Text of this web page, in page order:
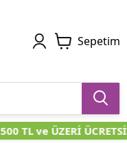
Sepetim
500 TL ve ÜZERİ